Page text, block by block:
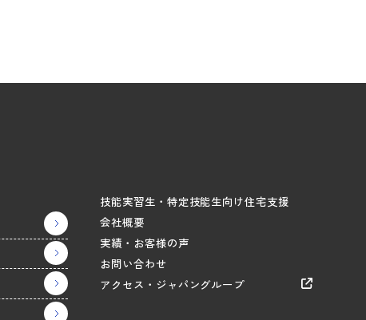
技能実習生・特定技能生向け住宅支援
会社概要
実績・お客様の声
お問い合わせ
アクセス・ジャパングループ